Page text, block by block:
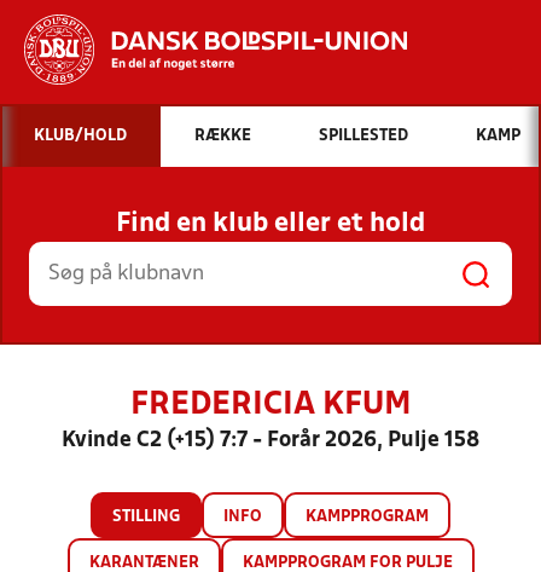
Hvad vil du søge efter?
INDHOLD OG NYHEDER
STILLINGER, RESULTATER, KLUBBER OG
HOLD
KLUB/HOLD RÆKKE SPILLESTED KAMP
Find en klub eller et hold
FREDERICIA KFUM
Kvinde C2 (+15) 7:7 - Forår 2026, Pulje 158
STILLING INFO KAMPPROGRAM
KARANTÆNER KAMPPROGRAM FOR PULJE